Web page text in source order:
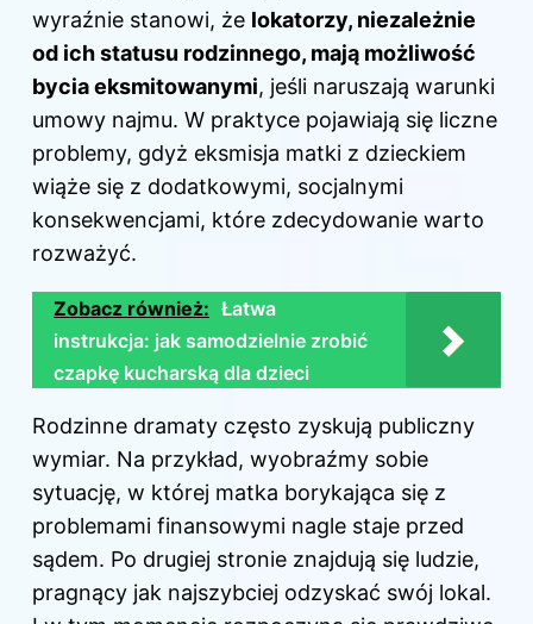
wyraźnie stanowi, że lokatorzy, niezależnie
od ich statusu rodzinnego, mają możliwość
bycia eksmitowanymi, jeśli naruszają warunki
umowy najmu. W praktyce pojawiają się liczne
problemy, gdyż eksmisja matki z dzieckiem
wiąże się z dodatkowymi, socjalnymi
konsekwencjami, które zdecydowanie warto
rozważyć.
Zobacz również: Łatwa
instrukcja: jak samodzielnie zrobić
czapkę kucharską dla dzieci
Rodzinne dramaty często zyskują publiczny
wymiar. Na przykład, wyobraźmy sobie
sytuację, w której matka borykająca się z
problemami finansowymi nagle staje przed
sądem. Po drugiej stronie znajdują się ludzie,
pragnący jak najszybciej odzyskać swój lokal.